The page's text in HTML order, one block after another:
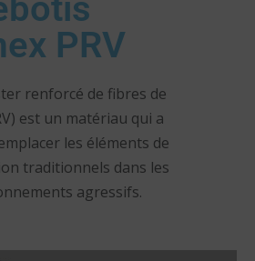
PRV
renforcé de fibres de
est un matériau qui a
les éléments de
traditionnels dans les
agressifs.